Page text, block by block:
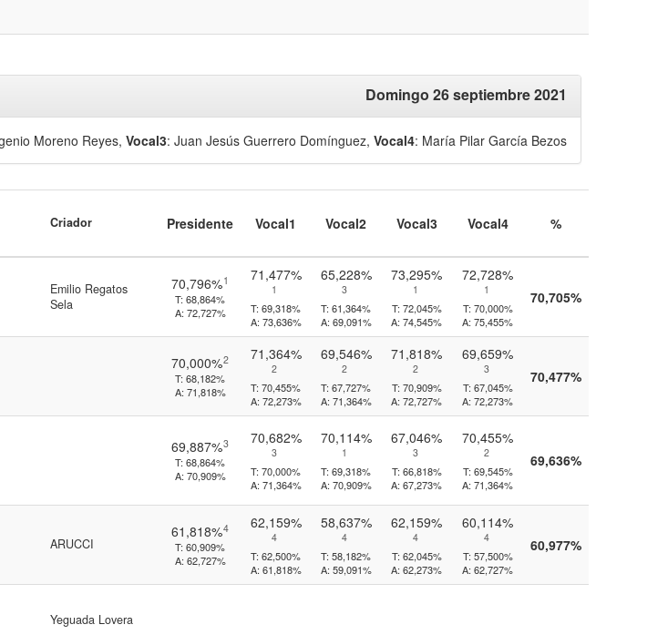
Domingo 26 septiembre 2021
Moreno Reyes, Vocal3: Juan Jesús Guerrero Domínguez, Vocal4: María Pilar García Bezos
Criador Presidente Vocal1 Vocal2 Vocal3 Vocal4 %
Emilio Regatos
Sela
70,796%1
T: 68,864%
A: 72,727%
71,477%
1
T: 69,318%
A: 73,636%
65,228%
3
T: 61,364%
A: 69,091%
73,295%
1
T: 72,045%
A: 74,545%
72,728%
1
T: 70,000%
A: 75,455%
70,705%
70,000%2
T: 68,182%
A: 71,818%
71,364%
2
T: 70,455%
A: 72,273%
69,546%
2
T: 67,727%
A: 71,364%
71,818%
2
T: 70,909%
A: 72,727%
69,659%
3
T: 67,045%
A: 72,273%
70,477%
69,887%3
T: 68,864%
A: 70,909%
70,682%
3
T: 70,000%
A: 71,364%
70,114%
1
T: 69,318%
A: 70,909%
67,046%
3
T: 66,818%
A: 67,273%
70,455%
2
T: 69,545%
A: 71,364%
69,636%
ARUCCI
61,818%4
T: 60,909%
A: 62,727%
62,159%
4
T: 62,500%
A: 61,818%
58,637%
4
T: 58,182%
A: 59,091%
62,159%
4
T: 62,045%
A: 62,273%
60,114%
4
T: 57,500%
A: 62,727%
60,977%
Yeguada Lovera